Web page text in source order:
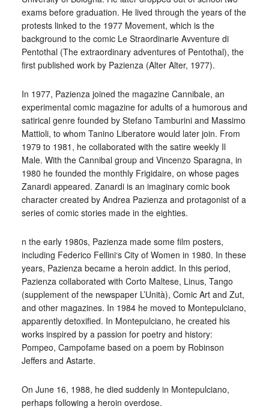
exams before graduation. He lived through the years of the
protests linked to the 1977 Movement, which is the
background to the comic Le Straordinarie Avventure di
Pentothal (The extraordinary adventures of Pentothal), the
first published work by Pazienza (Alter Alter, 1977).
In 1977, Pazienza joined the magazine Cannibale, an
experimental comic magazine for adults of a humorous and
satirical genre founded by Stefano Tamburini and Massimo
Mattioli, to whom Tanino Liberatore would later join. From
1979 to 1981, he collaborated with the satire weekly Il
Male. With the Cannibal group and Vincenzo Sparagna, in
1980 he founded the monthly Frigidaire, on whose pages
Zanardi appeared. Zanardi is an imaginary comic book
character created by Andrea Pazienza and protagonist of a
series of comic stories made in the eighties.
n the early 1980s, Pazienza made some film posters,
including Federico Fellini‘s City of Women in 1980. In these
years, Pazienza became a heroin addict. In this period,
Pazienza collaborated with Corto Maltese, Linus, Tango
(supplement of the newspaper L’Unità), Comic Art and Zut,
and other magazines. In 1984 he moved to Montepulciano,
apparently detoxified. In Montepulciano, he created his
works inspired by a passion for poetry and history:
Pompeo, Campofame based on a poem by Robinson
Jeffers and Astarte.
On June 16, 1988, he died suddenly in Montepulciano,
perhaps following a heroin overdose.